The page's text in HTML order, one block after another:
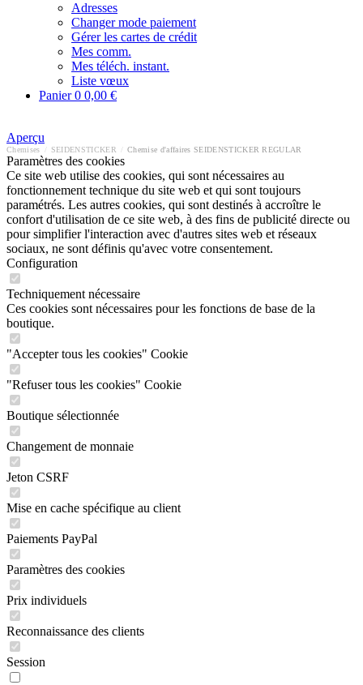
Adresses
Changer mode paiement
Gérer les cartes de crédit
Mes comm.
Mes téléch. instant.
Liste vœux
Panier0 0,00 €
Aperçu
Chemises SEIDENSTICKER Chemise d'affaires SEIDENSTICKER REGULAR
Paramètres des cookies
Ce site web utilise des cookies, qui sont nécessaires au
fonctionnement technique du site web et qui sont toujours
paramétrés. Les autres cookies, qui sont destinés à accroître le
confort d'utilisation de ce site web, à des fins de publicité directe ou
pour simplifier l'interaction avec d'autres sites web et réseaux
sociaux, ne sont définis qu'avec votre consentement.
Configuration
Techniquement nécessaire
Ces cookies sont nécessaires pour les fonctions de base de la
boutique.
"Accepter tous les cookies" Cookie
"Refuser tous les cookies" Cookie
Boutique sélectionnée
Changement de monnaie
Jeton CSRF
Mise en cache spécifique au client
Paiements PayPal
Paramètres des cookies
Prix individuels
Reconnaissance des clients
Session